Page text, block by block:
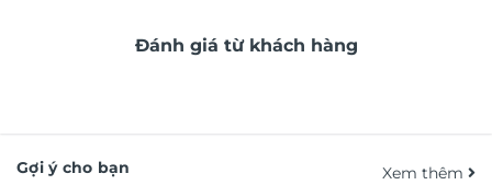
Đánh giá từ khách hàng
Gợi ý cho bạn Xem thêm